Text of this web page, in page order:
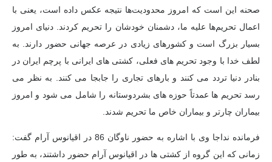
صحنه این است که امروز محدودیت‌ها نتیجه عکس داده است، یعنی با
اعمال تحریم‌ها علیه ما، دشمنان خودشان را تحریم کردند. دنیای امروز
بسیار بزرگ است و کشورهای زیادی در عرصه جهانی حضور دارند. به
لطف خدا با وجود تحریم های فعلی، کشتی های ایرانی با پرچم ایران در
بنادر دنیا تردد می کنند و بارهای تجاری را جابجا می کنند. به نظر می
رسد تحریم ها عمدتاً حوزه های بشردوستانه را شامل می شود و امروز
بیماران چارتر و بیماران خاص ما تحریم شدند.
فرمانده نداجا
وی با اشاره به حضور ناوگان 86 در اقیانوس آرام گفت:
زمانی که این گروه از کشتی ها در اقیانوس آرام حضور داشتند، به طور